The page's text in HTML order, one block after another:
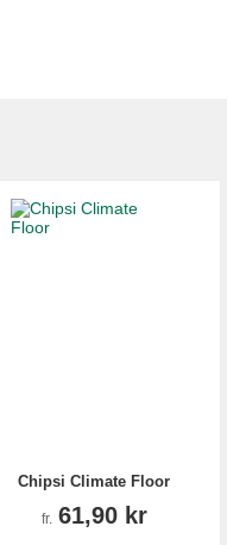
Chipsi Climate Floor
fr. 61,90 kr